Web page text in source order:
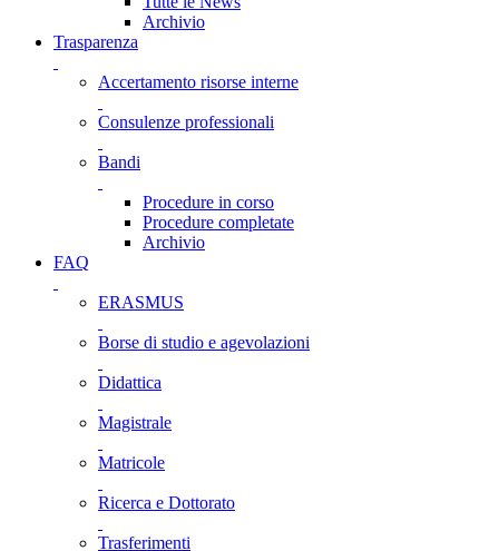
Archivio
Trasparenza
Accertamento risorse interne
Consulenze professionali
Bandi
Procedure in corso
Procedure completate
Archivio
FAQ
ERASMUS
Borse di studio e agevolazioni
Didattica
Magistrale
Matricole
Ricerca e Dottorato
Trasferimenti